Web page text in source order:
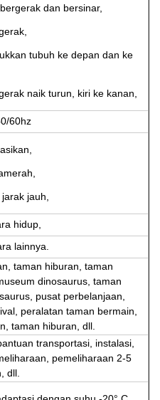
dan bersinar,
tubuh ke depan dan ke
naik turun, kiri ke kanan,
60hz
jauh,
hidup,
lainnya.
taman hiburan, taman
dinosaurus, taman
pusat perbelanjaan,
peralatan taman bermain,
taman hiburan, dll.
transportasi, instalasi,
pemeliharaan 2-5
dll.